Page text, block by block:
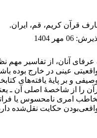
قرآن کریم، قم، ایران.
: 06 مهر 1404
آنان، از تفاسیر
عینی در خارج بوده
و بر پایۀ یافته‌های
قرآن را از شاخصۀ اصلی
امری نامحسوس یا
حکایت نقل‌شده